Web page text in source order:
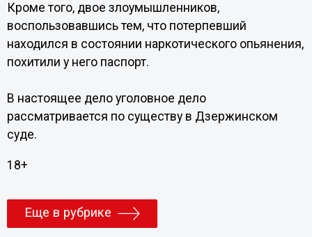
Кроме того, двое злоумышленников,
воспользовавшись тем, что потерпевший
находился в состоянии наркотического опьянения,
похитили у него паспорт.
В настоящее дело уголовное дело
рассматривается по существу в Дзержинском
суде.
18+
Еще в рубрике